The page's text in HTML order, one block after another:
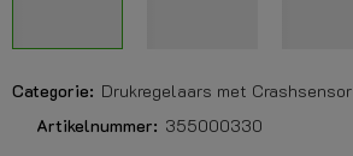
Categorie: Drukregelaars met Crashsensor
Artikelnummer: 355000330